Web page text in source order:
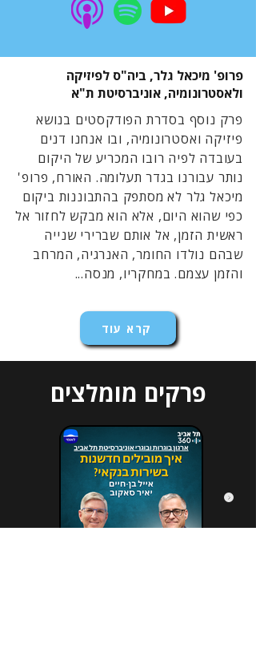
פרופ' מיכאל גלר, ביה"ס לפיזיקה
ולאסטרונומיה, אוניברסיטת ת"א
פרק נוסף בסדרת הפודקסטים בנושא
פיזיקה ואסטרונומיה, ובו אנחנו דנים
בעובדה לפיה רובו המכריע של היקום
נותר עבורנו בגדר תעלומה. האורח, פרופ'
מיכאל גלר לא מסתפק בהתבוננות ביקום
כפי שהוא היום, אלא הוא מבקש לחזור אל
ראשית הזמן, אל אותם שברירי שנייה
שבהם נולדו החומר, האנרגיה, המרחב
והזמן עצמם. במחקריו, מנסה...
קרא עוד
פרקים מומלצים